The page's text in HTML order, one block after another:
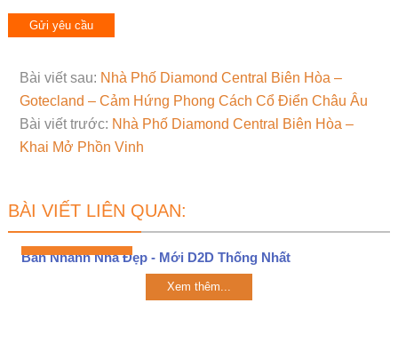
Bài viết sau: Nhà Phố Diamond Central Biên Hòa –
Gotecland – Cảm Hứng Phong Cách Cổ Điển Châu Âu
Bài viết trước: Nhà Phố Diamond Central Biên Hòa –
Khai Mở Phồn Vinh
BÀI VIẾT LIÊN QUAN:
Bán Nhanh Nhà Đẹp - Mới D2D Thống Nhất
Xem thêm...